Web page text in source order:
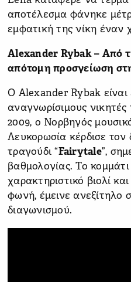
αποτέλεσμα φάνηκε
εμφατική της νίκη έναν
Alexander Rybak – Από
απότομη προσγείωση
Ο Alexander Rybak είναι
αναγνωρίσιμους
2009, ο Νορβηγός
Λευκορωσία κέρδισε τον
τραγούδι “Fairytale”,
βαθμολογίας. Το
χαρακτηριστικό βιολί
φωνή, έμεινε ανεξίτηλο
διαγωνισμού.